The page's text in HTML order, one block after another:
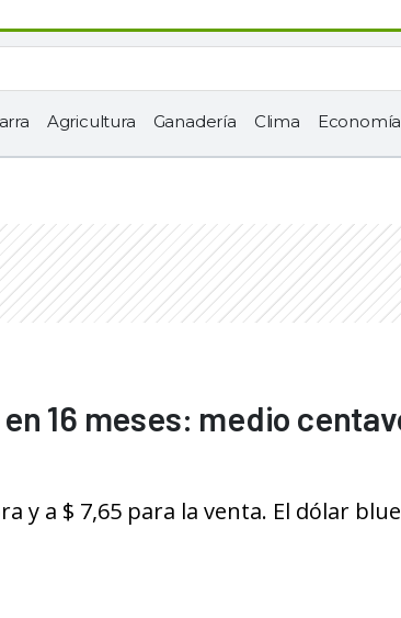
Agricultura Ganadería Clima Economía
16 meses: medio
y a $ 7,65 para la venta. El dólar